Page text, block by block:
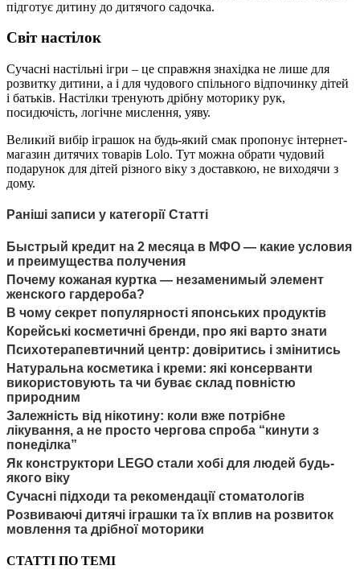
підготує дитину до дитячого садочка.
Світ настілок
Сучасні настільні ігри – це справжня знахідка не лише для
розвитку дитини, а і для чудового спільного відпочинку дітей
і батьків. Настілки тренують дрібну моторику рук,
посидючість, логічне мислення, уяву.
Великий вибір іграшок на будь-який смак пропонує інтернет-
магазин дитячих товарів Lolo. Тут можна обрати чудовий
подарунок для дітей різного віку з доставкою, не виходячи з
дому.
Раніші записи у категорії Статті
Быстрый кредит на 2 месяца в МФО — какие условия
и преимущества получения
Почему кожаная куртка — незаменимый элемент
женского гардероба?
В чому секрет популярності японських продуктів
Корейські косметичні бренди, про які варто знати
Психотерапевтичний центр: довіритись і змінитись
Натуральна косметика і креми: які консерванти
використовують та чи буває склад повністю
природним
Залежність від нікотину: коли вже потрібне
лікування, а не просто чергова спроба “кинути з
понеділка”
Як конструктори LEGO стали хобі для людей будь-
якого віку
Сучасні підходи та рекомендації стоматологів
Розвиваючі дитячі іграшки та їх вплив на розвиток
мовлення та дрібної моторики
СТАТТІ ПО ТЕМІ